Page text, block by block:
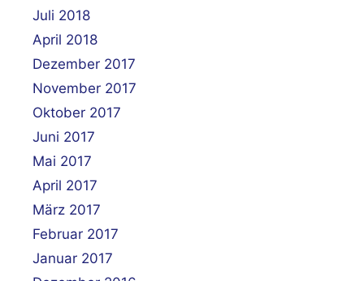
Juli 2018
April 2018
Dezember 2017
November 2017
Oktober 2017
Juni 2017
Mai 2017
April 2017
März 2017
Februar 2017
Januar 2017